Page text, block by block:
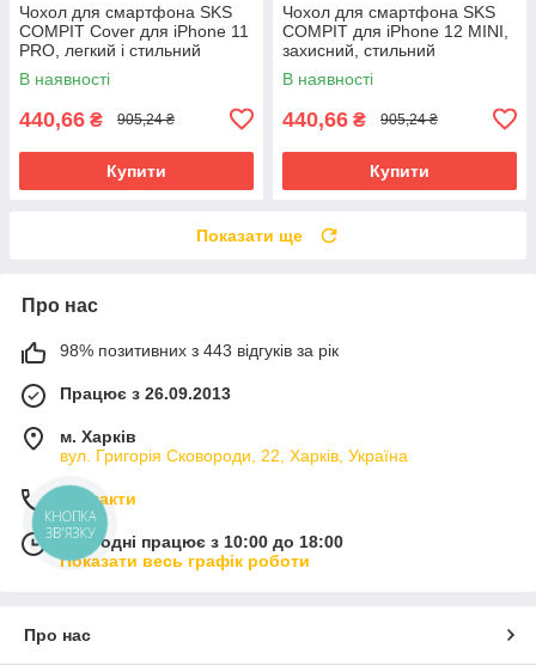
Чохол для смартфона SKS
COMPIT Cover для iPhone 11
PRO, легкий і стильний
В наявності
440,66 ₴ 905,24 ₴
Купити
Чохол для смартфона SKS
COMPIT для iPhone 12 MINI,
захисний, стильний
В наявності
440,66 ₴ 905,24 ₴
Купити
Показати ще
Про нас
98% позитивних з 443 відгуків за рік
Працює з 26.09.2013
м. Харків
вул. Григорія Сковороди, 22, Харків, Україна
Контакти
Сьогодні працює з 10:00 до 18:00
Показати весь графік роботи
Про нас
КНОПКА
ЗВ'ЯЗКУ